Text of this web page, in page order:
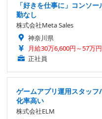
「好きを仕事に」コンソ
勤なし
株式会社Meta Sales
神奈川県
月給30万6,600円～57万円
正社員
ゲームアプリ運用スタッ
化率高い
株式会社ELM